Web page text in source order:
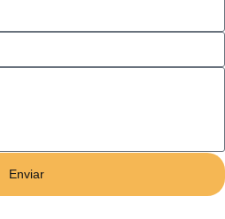
Enviar